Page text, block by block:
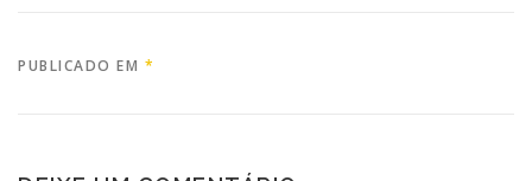
PUBLICADO EM *